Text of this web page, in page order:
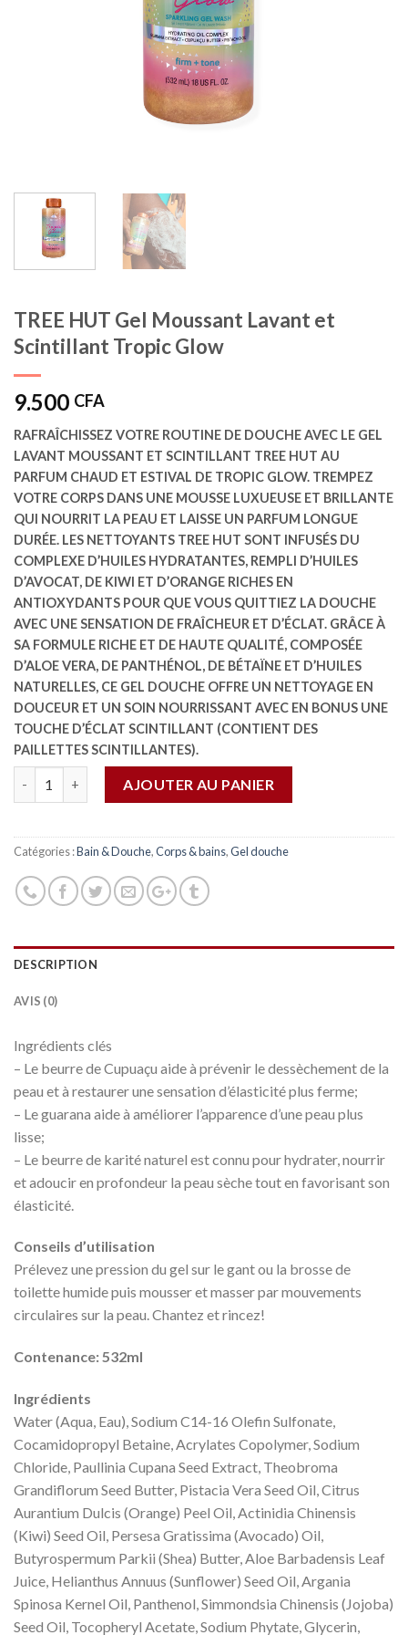
TREE HUT Gel Moussant Lavant et
Scintillant Tropic Glow
9.500 CFA
RAFRAÎCHISSEZ VOTRE ROUTINE DE DOUCHE AVEC LE GEL
LAVANT MOUSSANT ET SCINTILLANT TREE HUT AU
PARFUM CHAUD ET ESTIVAL DE TROPIC GLOW. TREMPEZ
VOTRE CORPS DANS UNE MOUSSE LUXUEUSE ET BRILLANTE
QUI NOURRIT LA PEAU ET LAISSE UN PARFUM LONGUE
DURÉE. LES NETTOYANTS TREE HUT SONT INFUSÉS DU
COMPLEXE D’HUILES HYDRATANTES, REMPLI D’HUILES
D’AVOCAT, DE KIWI ET D’ORANGE RICHES EN
ANTIOXYDANTS POUR QUE VOUS QUITTIEZ LA DOUCHE
AVEC UNE SENSATION DE FRAÎCHEUR ET D’ÉCLAT. GRÂCE À
SA FORMULE RICHE ET DE HAUTE QUALITÉ, COMPOSÉE
D’ALOE VERA, DE PANTHÉNOL, DE BÉTAÏNE ET D’HUILES
NATURELLES, CE GEL DOUCHE OFFRE UN NETTOYAGE EN
DOUCEUR ET UN SOIN NOURRISSANT AVEC EN BONUS UNE
TOUCHE D’ÉCLAT SCINTILLANT (CONTIENT DES
PAILLETTES SCINTILLANTES).
AJOUTER AU PANIER
Catégories :Bain & Douche,Corps & bains,Gel douche
DESCRIPTION
AVIS (0)
Ingrédients clés
– Le beurre de Cupuaçu aide à prévenir le dessèchement de la
peau et à restaurer une sensation d’élasticité plus ferme;
– Le guarana aide à améliorer l’apparence d’une peau plus
lisse;
– Le beurre de karité naturel est connu pour hydrater, nourrir
et adoucir en profondeur la peau sèche tout en favorisant son
élasticité.
Conseils d’utilisation
Prélevez une pression du gel sur le gant ou la brosse de
toilette humide puis mousser et masser par mouvements
circulaires sur la peau. Chantez et rincez!
Contenance: 532ml
Ingrédients
Water (Aqua, Eau), Sodium C14-16 Olefin Sulfonate,
Cocamidopropyl Betaine, Acrylates Copolymer, Sodium
Chloride, Paullinia Cupana Seed Extract, Theobroma
Grandiflorum Seed Butter, Pistacia Vera Seed Oil, Citrus
Aurantium Dulcis (Orange) Peel Oil, Actinidia Chinensis
(Kiwi) Seed Oil, Persesa Gratissima (Avocado) Oil,
Butyrospermum Parkii (Shea) Butter, Aloe Barbadensis Leaf
Juice, Helianthus Annuus (Sunflower) Seed Oil, Argania
Spinosa Kernel Oil, Panthenol, Simmondsia Chinensis (Jojoba)
Seed Oil, Tocopheryl Acetate, Sodium Phytate, Glycerin,